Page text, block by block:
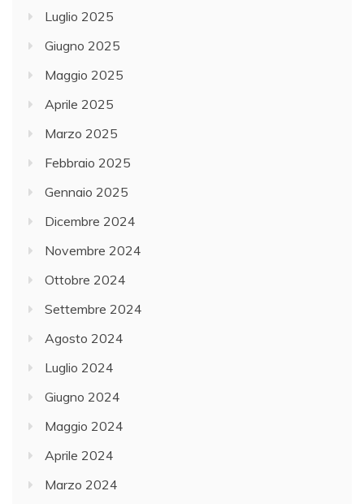
Luglio 2025
Giugno 2025
Maggio 2025
Aprile 2025
Marzo 2025
Febbraio 2025
Gennaio 2025
Dicembre 2024
Novembre 2024
Ottobre 2024
Settembre 2024
Agosto 2024
Luglio 2024
Giugno 2024
Maggio 2024
Aprile 2024
Marzo 2024